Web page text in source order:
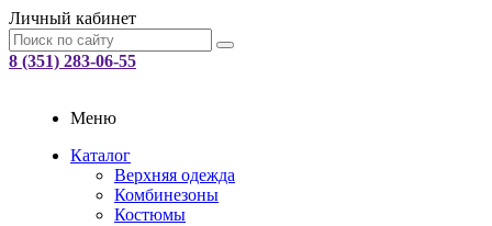
Личный кабинет
8 (351) 283-06-55
Меню
Каталог
Верхняя одежда
Комбинезоны
Костюмы